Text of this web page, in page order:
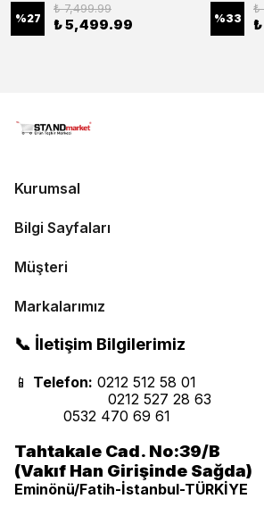
%27
₺ 7,499.99
₺ 5,499.99 %33
₺
Kurumsal
Bilgi Sayfaları
Müşteri
Markalarımız
📞 İletişim Bilgilerimiz
📱 Telefon: 0212 512 58 01
0212 527
0532 470 69 61
Tahtakale Cad. No:39/B
(Vakıf Han Girişinde Sağda)
Eminönü/Fatih-İstanbul-TÜRKİYE